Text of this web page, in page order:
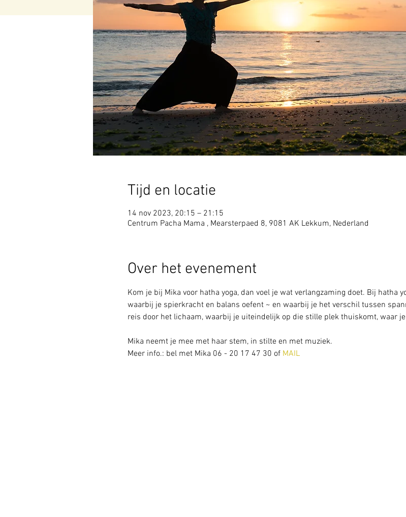
Tijd en locatie
14 nov 2023, 20:15 – 21:15
Centrum Pacha Mama , Mearsterpaed 8, 9081 AK Lekkum, Nederland
Over het evenement
Kom je bij Mika voor hatha yoga, dan voel je wat verlangzaming doet. Bij hatha
waarbij je spierkracht en balans oefent ~ en waarbij je het verschil tussen
reis door het lichaam, waarbij je uiteindelijk op die stille plek thuiskomt, waar
Mika neemt je mee met haar stem, in stilte en met muziek.
Meer info.: bel met Mika 06 - 20 17 47 30 of MAIL